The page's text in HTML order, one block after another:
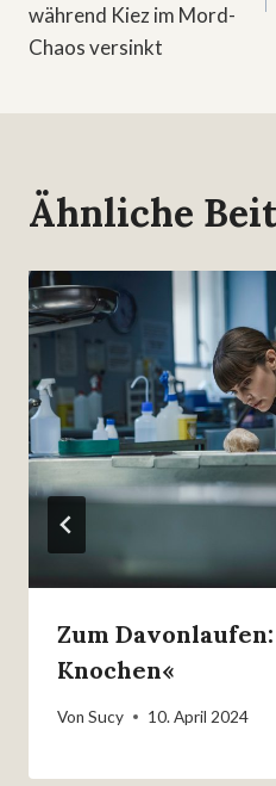
während Kiez im Mord-
Chaos versinkt
Ähnliche
Zum
Knochen«
Von Sucy 10. April 2024